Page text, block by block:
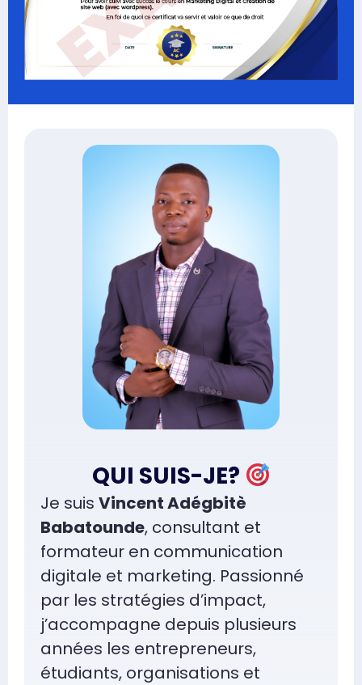
QUI SUIS-JE?
Je suis Vincent Adégbitè
Babatounde, consultant et
formateur en communication
digitale et marketing. Passionné
par les stratégies d’impact,
j’accompagne depuis plusieurs
années les entrepreneurs,
étudiants, organisations et